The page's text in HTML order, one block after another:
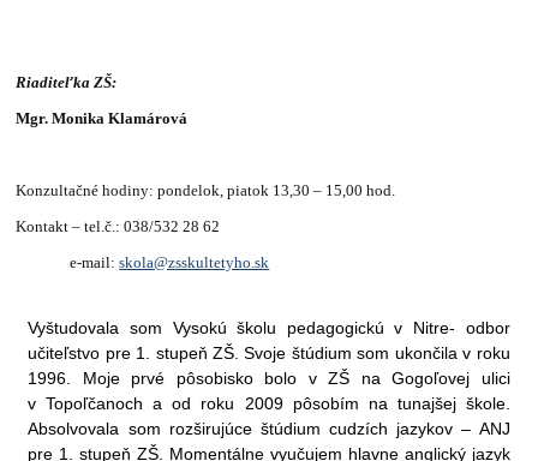
Riaditeľka ZŠ:
Mgr. Monika Klamárová
Konzultačné hodiny: pondelok, piatok 13,30 – 15,00 hod.
Kontakt – tel.č.: 038/532 28 62
e-mail:skola@zsskultetyho.sk
Vyštudovala som Vysokú školu pedagogickú v Nitre- odbor
učiteľstvo pre 1. stupeň ZŠ. Svoje štúdium som ukončila v roku
1996. Moje prvé pôsobisko bolo v ZŠ na Gogoľovej ulici
v Topoľčanoch a od roku 2009 pôsobím na tunajšej škole.
Absolvovala som rozširujúce štúdium cudzích jazykov – ANJ
pre 1. stupeň ZŠ. Momentálne vyučujem hlavne anglický jazyk